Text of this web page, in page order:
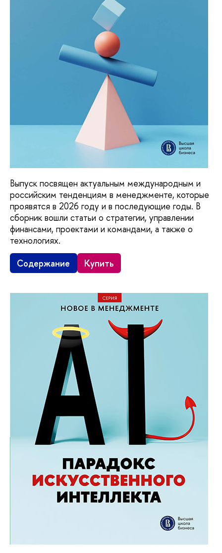
Выпуск посвящен актуальным международным и
российским тенденциям в менеджменте, которые
проявятся в 2026 году и в последующие годы. В
сборник вошли статьи о стратегии, управлении
финансами, проектами и командами, а также о
технологиях.
Содержание
Купить